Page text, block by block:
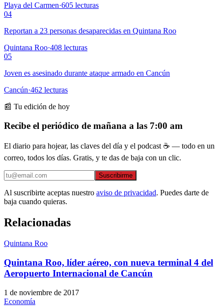
Playa del Carmen·605 lecturas
04
Reportan a 23 personas desaparecidas en Quintana Roo
Quintana Roo·408 lecturas
05
Joven es asesinado durante ataque armado en Cancún
Cancún·462 lecturas
📰 Tu edición de hoy
Recibe el periódico de mañana a las 7:00 am
El diario para hojear, las claves del día y el podcast ☕ — todo en un
correo, todos los días. Gratis, y te das de baja con un clic.
Suscribirme
Al suscribirte aceptas nuestro aviso de privacidad. Puedes darte de
baja cuando quieras.
Relacionadas
Quintana Roo
Quintana Roo, líder aéreo, con nueva terminal 4 del
Aeropuerto Internacional de Cancún
1 de noviembre de 2017
Economía